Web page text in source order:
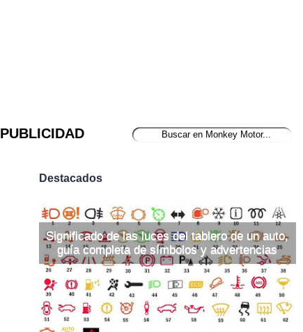
PUBLICIDAD
Destacados
Significado de las luces del tablero de un auto,
guía completa de símbolos y advertencias